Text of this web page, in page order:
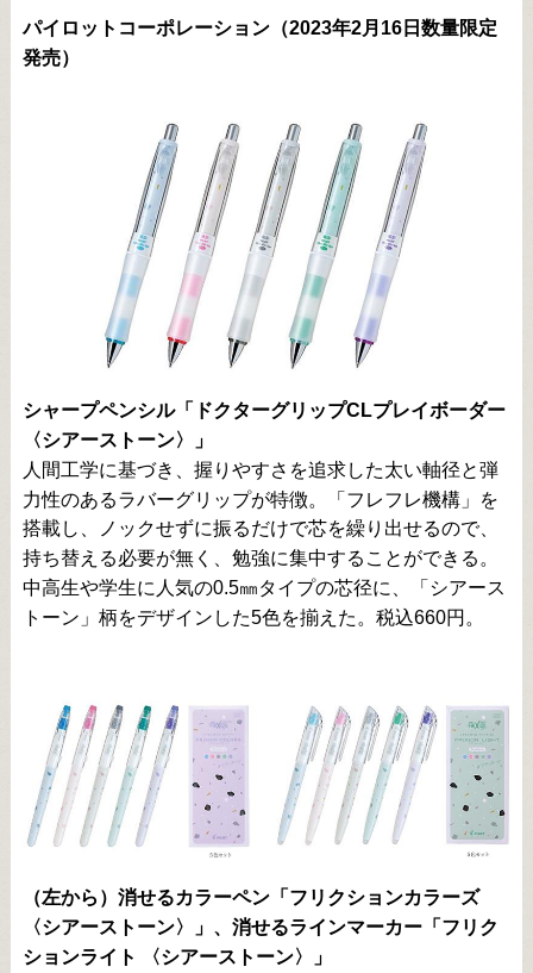
パイロットコーポレーション（2023年2月16日数量限定
発売）
シャープペンシル「ドクターグリップCLプレイボーダー
〈シアーストーン〉」
人間工学に基づき、握りやすさを追求した太い軸径と弾
力性のあるラバーグリップが特徴。「フレフレ機構」を
搭載し、ノックせずに振るだけで芯を繰り出せるので、
持ち替える必要が無く、勉強に集中することができる。
中高生や学生に人気の0.5㎜タイプの芯径に、「シアース
トーン」柄をデザインした5色を揃えた。税込660円。
（左から） 消せるカラーペン「フリクションカラーズ
〈シアーストーン〉」、 消せるラインマーカー「フリク
ションライト 〈シアーストーン〉」